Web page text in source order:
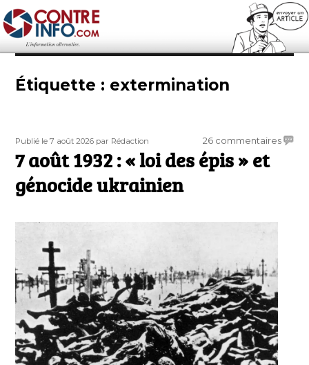
Contre-Info
Étiquette : extermination
Publié
Publié le 7 août 2026 Auteur
par Rédaction 26 commentairessur
7 août 1932 : « loi des épis » et
génocide ukrainien